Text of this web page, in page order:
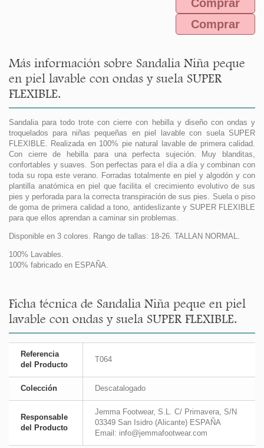
Comprar
Comprar
Más información sobre Sandalia Niña peque
en piel lavable con ondas y suela SUPER
FLEXIBLE.
Sandalia para todo trote con cierre con hebilla y diseño con ondas y
troquelados para niñas pequeñas en piel lavable con suela SUPER
FLEXIBLE. Realizada en 100% pie natural lavable de primera calidad.
Con cierre de hebilla para una perfecta sujeción. Muy blanditas,
confortables y suaves. Son perfectas para el día a día y combinan con
toda su ropa este verano. Forradas totalmente en piel y algodón y con
plantilla anatómica en piel que facilita el crecimiento evolutivo de sus
pies y perforada para la correcta transpiración de sus pies. Suela o piso
de goma de primera calidad a tono, antideslizante y SUPER FLEXIBLE
para que ellos aprendan a caminar sin problemas.
Disponible en 3 colores. Rango de tallas: 18-26. TALLAN NORMAL.
100% Lavables.
100% fabricado en ESPAÑA.
Ficha técnica de Sandalia Niña peque en piel
lavable con ondas y suela SUPER FLEXIBLE.
Referencia
del Producto
T064
Colección Descatalogado
Responsable
del Producto
Jemma Footwear, S.L. C/ Primavera, S/N
03349 San Isidro (Alicante) ESPAÑA
Email: info@jemmafootwear.com